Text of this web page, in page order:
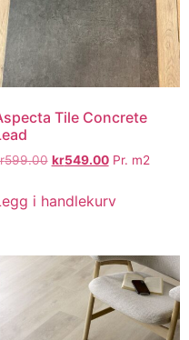
Tile Concrete
599.00 kr549.00Pr. m2
i handlekurv